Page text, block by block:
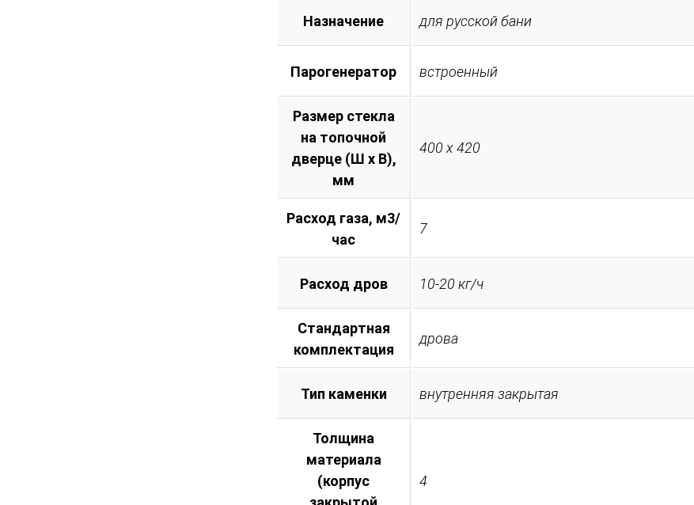
Назначение для русской бани
Парогенератор встроенный
Размер стекла
на топочной
дверце (Ш х В),
мм
400 х 420
Расход газа, м3/
час
7
Расход дров 10-20 кг/ч
Стандартная
комплектация
дрова
Тип каменки внутренняя закрытая
Толщина
материала
(корпус
4